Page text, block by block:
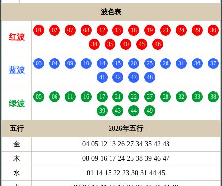
波色表
红波
01 02 07 08 12 13 18 19 23 24 29
30
34
35 40 45 46
蓝波
03 04 09 10 14 15 20 25 26 31 36
37
41
42 47 48
绿波
05 06 11 16 17 21 22 27 28 32 33
38
39
43 44 49
五行 2026年五行
金
04 05 12 13 26 27 34 35 42 43
木
08 09 16 17 24 25 38 39 46 47
水
01 14 15 22 23 30 31 44 45